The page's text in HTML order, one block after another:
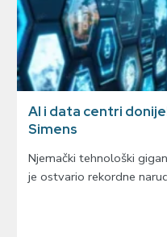
AI i data centri
Simens
Njemački tehnološki
je ostvario rekordne